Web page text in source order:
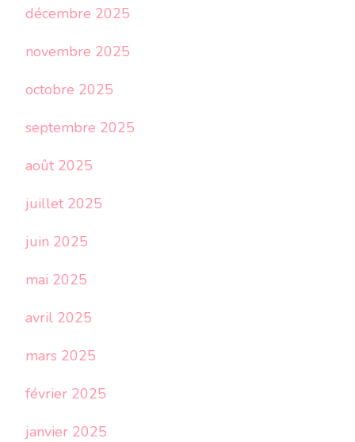
décembre 2025
novembre 2025
octobre 2025
septembre 2025
août 2025
juillet 2025
juin 2025
mai 2025
avril 2025
mars 2025
février 2025
janvier 2025